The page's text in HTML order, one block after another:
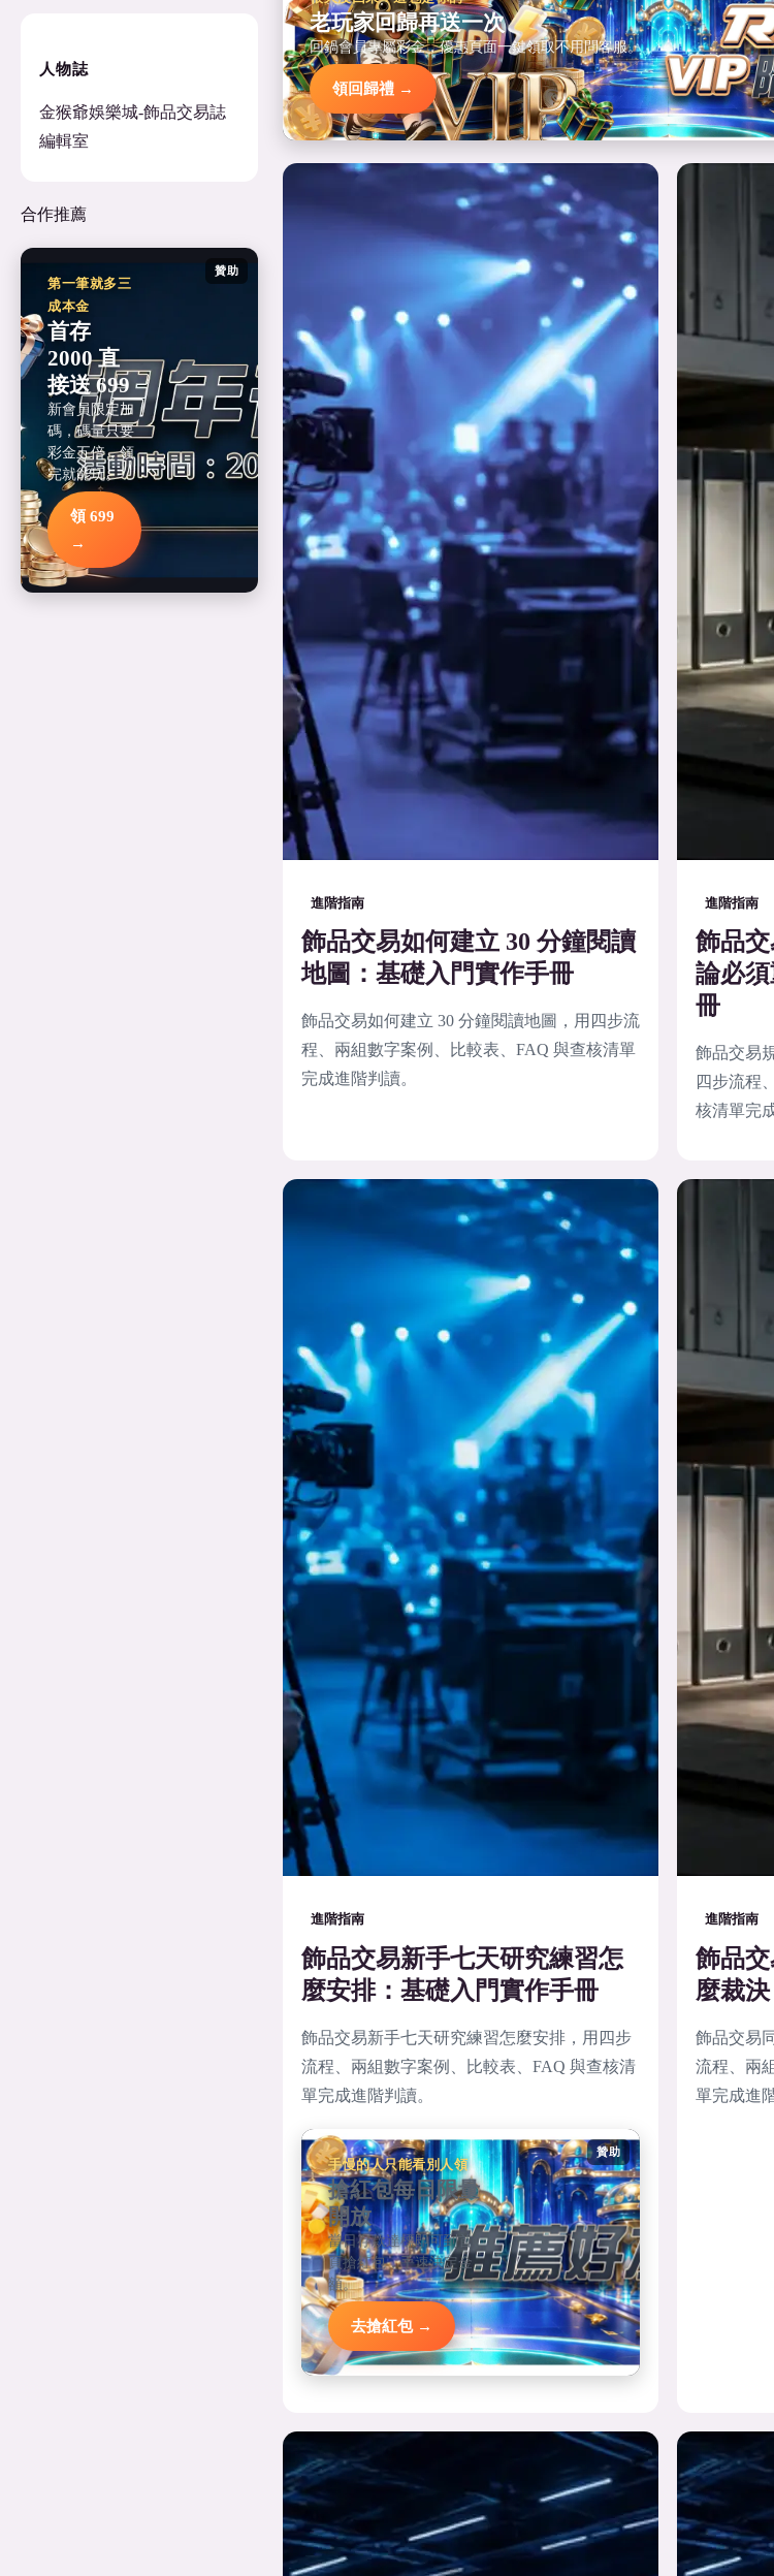
人物誌
金猴爺娛樂城-飾品交易誌
編輯室
合作推薦
贊助
第一筆就多三
成本金
首存
2000 直
接送 699
新會員限定加
碼，碼量只要
彩金五倍，領
完就能玩。
領 699
→
老玩家回歸再送一次
回鍋會員專屬彩金，優惠頁面一鍵領取不用問客服。
領回歸禮 →
進階指南
飾品交易如何建立 30 分鐘閱讀
地圖：基礎入門實作手冊
飾品交易如何建立 30 分鐘閱讀地圖，用四步流
程、兩組數字案例、比較表、FAQ 與查核清單
完成進階判讀。
進階指南
飾品
論必
冊
飾品交易
四步流程
核清單完
進階指南
飾品交易新手七天研究練習怎
麼安排：基礎入門實作手冊
飾品交易新手七天研究練習怎麼安排，用四步
流程、兩組數字案例、比較表、FAQ 與查核清
單完成進階判讀。
贊助
手慢的人只能看別人領
搶紅包每日限量
開放
當日存款達標即可到首
頁搶紅包，手速決定金
額。
去搶紅包 →
進階指南
飾品
麼裁
飾品交易
流程、兩
單完成進